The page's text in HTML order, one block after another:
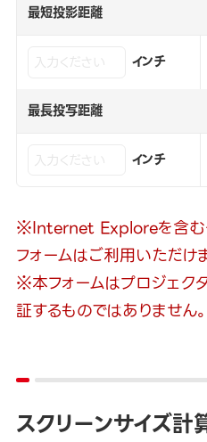
最短投影距離
インチ
最長投写距離
インチ
※Internet Exploreを含む
フォームはご利用いただけ
※本フォームはプロジェク
証するものではありません。
スクリーンサイズ計